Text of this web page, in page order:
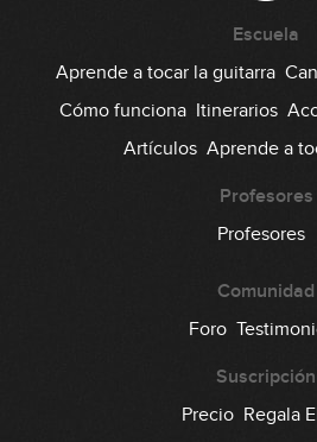
(simplificada)
Prince -
Ritchie Valens
The Beatles -
Escuela
Aprende a tocar la guitarra
Cómo funciona Itinerarios
Artículos Aprende a
Profesores
Profesores
Comunidad
Foro
Suscripción
Precio Regala